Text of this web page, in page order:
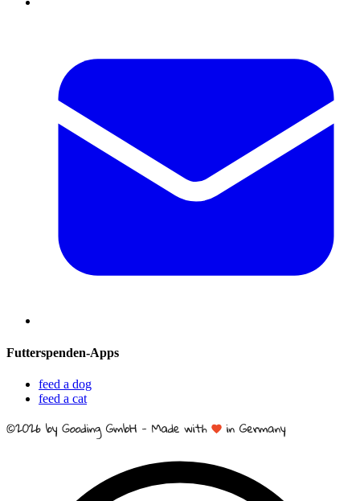
Futterspenden-Apps
feed a dog
feed a cat